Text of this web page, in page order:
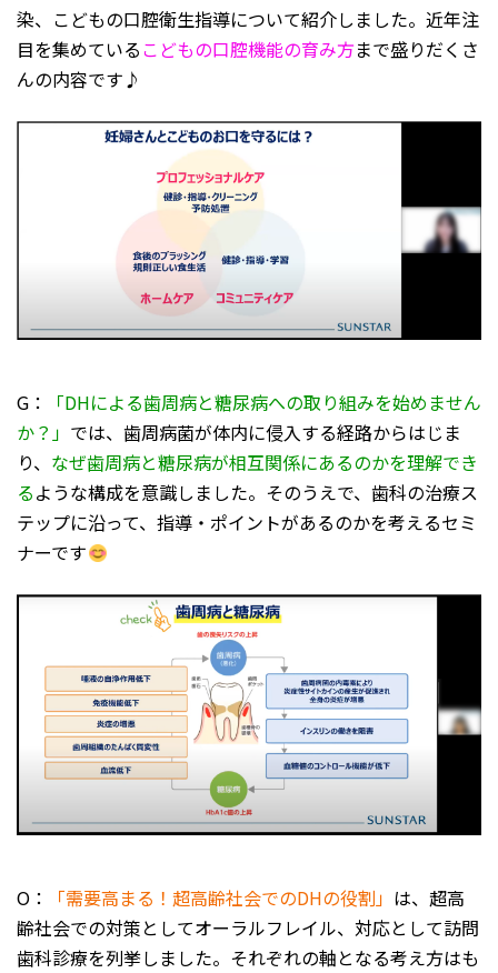
染、こどもの口腔衛生指導について紹介しました。近年注
目を集めているこどもの口腔機能の育み方まで盛りだくさ
んの内容です♪
G：
「DHによる歯周病と糖尿病への取り組みを始めません
か？」 では、歯周病菌が体内に侵入する経路からはじま
り、 なぜ歯周病と糖尿病が相互関係にあるのかを理解でき
るような構成を意識しました。そのうえで、歯科の治療ス
テップに沿って、指導・ポイントがあるのかを考えるセミ
ナーです
O： 「需要高まる！超高齢社会でのDHの役割」 は、超高
齢社会での対策としてオーラルフレイル、対応として訪問
歯科診療を列挙しました。それぞれの軸となる考え方はも